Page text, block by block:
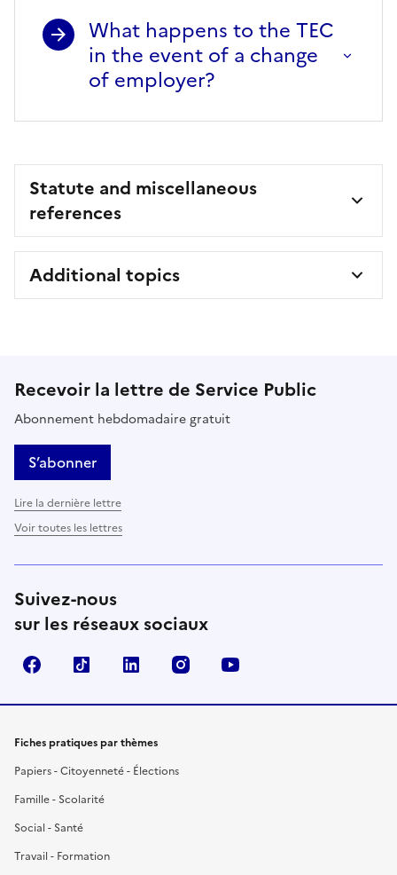
What happens to the TEC
in the event of a change
of employer?
Statute and miscellaneous
references
Additional topics
Recevoir la lettre de Service Public
Abonnement hebdomadaire gratuit
S’abonner
Lire la dernière lettre
Voir toutes les lettres
Suivez-nous
sur les réseaux sociaux
FacebookTikTok LinkedIn Instagram
Fiches pratiques par thèmes
Papiers - Citoyenneté - Élections
Famille - Scolarité
Social - Santé
Travail - Formation